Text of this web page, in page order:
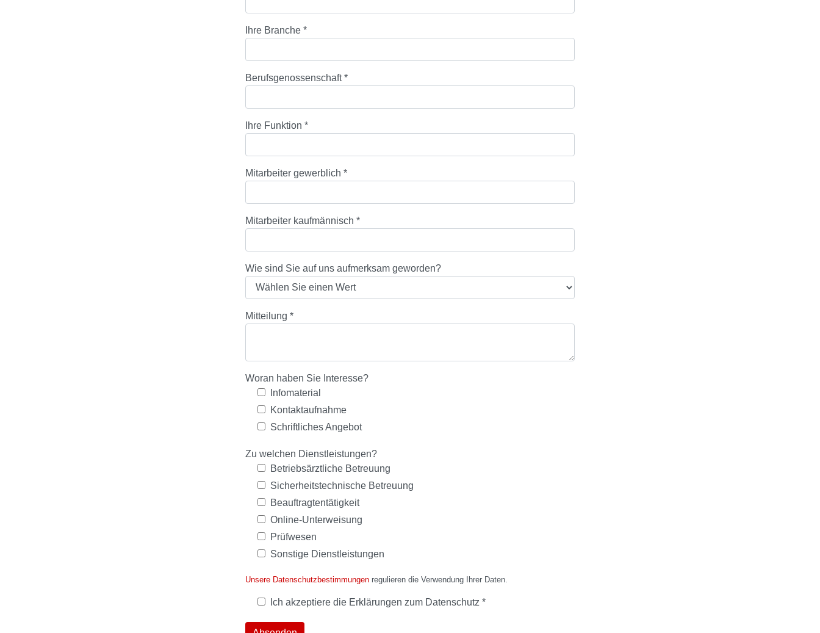
Ihre Branche *
Berufsgenossenschaft*
Ihre Funktion *
Mitarbeiter gewerblich *
Mitarbeiter kaufmännisch *
Wie sind Sie auf uns aufmerksam geworden?
Mitteilung *
Woran haben Sie Interesse?
Infomaterial
Kontaktaufnahme
Schriftliches Angebot
Zu welchen Dienstleistungen?
Betriebsärztliche Betreuung
Sicherheitstechnische Betreuung
Beauftragtentätigkeit
Online-Unterweisung
Prüfwesen
Sonstige Dienstleistungen
Unsere Datenschutzbestimmungen regulieren die Verwendung Ihrer Daten.
Ich akzeptiere die Erklärungen zum Datenschutz *